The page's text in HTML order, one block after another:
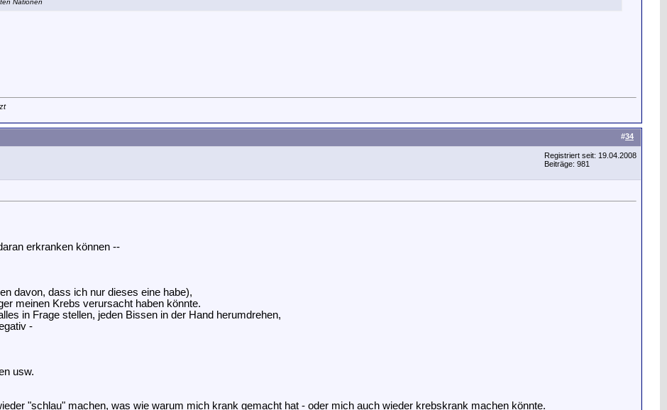
#34
Registriert seit: 19.04.2008
Beiträge: 981
erkranken können --
davon, dass ich nur dieses eine habe),
meinen Krebs verursacht haben könnte.
in Frage stellen, jeden Bissen in der Hand herumdrehen,
-
usw.
"schlau" machen, was wie warum mich krank gemacht hat - oder mich auch wieder krebskrank machen könnte.